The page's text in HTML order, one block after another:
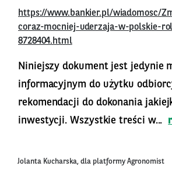
https://www.bankier.pl/wiadomosc/
coraz-mocniej-uderzaja-w-polskie-
8728404.html
Niniejszy dokument jest jedynie
informacyjnym do użytku
rekomendacji do dokonania
inwestycji. Wszystkie treści w...
Jolanta Kucharska, dla platformy Agronomist